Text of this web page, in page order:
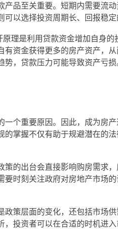
品至关重要。短期内需要流
以选择投资周期长、回报稳定
理是利用贷款资金增加自身的
有资金获得更多的房产资产，
，贷款压力可能导致资产亏
个重要原因。因此，成为房
掌握不仅有助于规避潜在的
的出台会直接影响购房需求
时刻关注政府对房地产市场的
策层面的变化，还包括市场
投资者可以在合适的时机进